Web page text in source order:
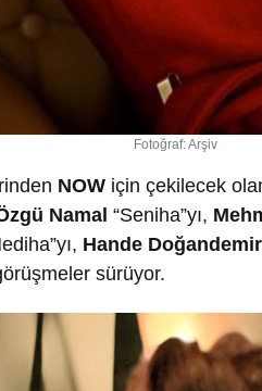
Fotoğraf: Arşiv
NOW için çekilecek
Namal “Seniha”yı,
Hande Doğandemir
sürüyor.